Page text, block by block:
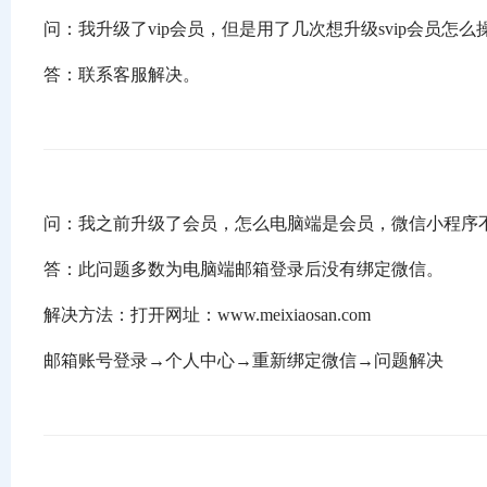
问：我升级了vip会员，但是用了几次想升级svip会员怎么
答：联系客服解决。
问：我之前升级了会员，怎么电脑端是会员，微信小程序
答：此问题多数为电脑端邮箱登录后没有绑定微信。
解决方法：打开网址：www.meixiaosan.com
邮箱账号登录→个人中心→重新绑定微信→问题解决